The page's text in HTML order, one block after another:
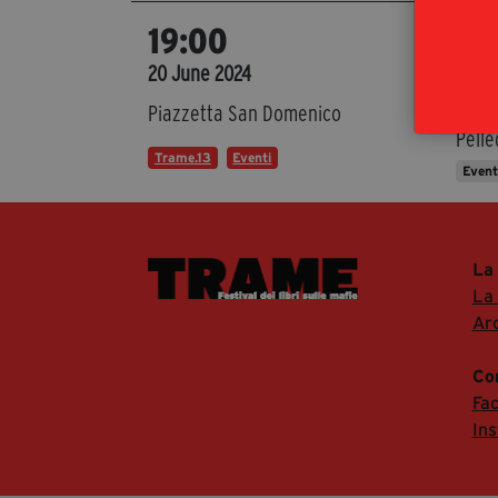
19:00
20 June 2024
Piazzetta San Domenico
Trame.13 Eventi
La
La